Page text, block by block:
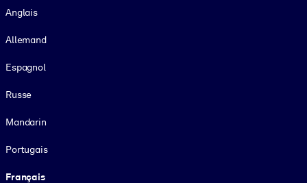
Anglais
Allemand
Espagnol
Russe
Mandarin
Portugais
Français